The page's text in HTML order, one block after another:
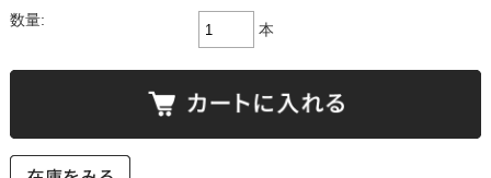
数量:
本